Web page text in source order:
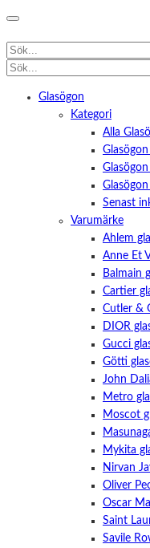
Glasögon
Kategori
Alla
Senast
Varumärke
Ahlem
Anne Et
Balmain
Cartier
Cutler &
DIOR
Gucci
Götti
John
Metro
Moscot
Mykita
Nirvan
Oliver
Oscar
Saint
Savile